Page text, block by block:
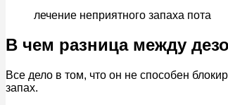
лечение неприятного запаха пота
В чем разница между
Все дело в том, что он не способен
запах.